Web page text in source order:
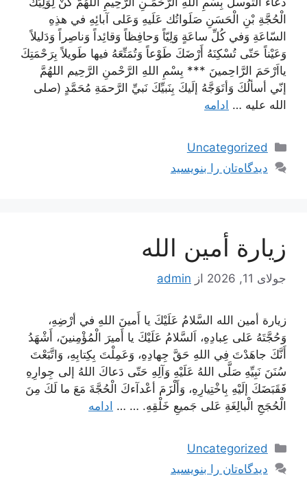
الْحُجَّةِ بْنِ الْحَسَنِ صَلَواتُك عَلَيهِ وَعَلى آبائِهِ في هذِهِ
السّاعَةِ وَفي كُلِّ ساعَةٍ وَلِيّاً وَحافِظاً وَقائِداً وَناصِراً وَدَليلاً
وَعَيْناً حَتّى تُسْكِنَهُ أَرْضَكَ طَوْعاً وَتُمَتِّعَهُ فيها طَويلاً بِرَحْمَتِكَ‌
يااَرْحَمَ الرَّاحِمينَ *** بِسْمِ اللهِ الرَّحْمنِ الرَّحِيم اللهُمَّ
إنّي أسألُكَ وَأتَوَجَّهُ إلَيكَ بِنَبيِّكَ نَبيِّ الرَّحمَةِ مُحَمَّدٍ (صلى
الله عليه … ادامه
دسته‌ها
Uncategorized
دیدگاه‌تان را بنویسید
زيارة أمين الله
جولای 11, 2026 از admin
زيارة أمين الله السَّلامُ عَلَيْكَ يا أَمينَ اللهِ في أرْضِهِ،
وَحُجَّتَهُ عَلى عِبادِهِ، اَلسَّلامُ عَلَيْكَ يا أَميرَ الْمُؤْمِنينَ، أَشْهَدُ
أَنَّكَ جاهَدْتَ فِي اللهِ حَقَّ جِهادِهِ، وَعَمِلْتَ بِكِتابِهِ، وَاتَّبَعْتَ
سُنَنَ نَبِيِّهِ صَلَّى اللهُ عَلَيْهِ وَآلِهِ حَتّى دَعاكَ اللهُ إلى جِوارِهِ
فَقَبَضَكَ إلَيْهِ بِاخْتِيارِهِ، وَأَلْزَمَ أعْدآءكَ الْحُجَّةَ مَعَ ما لَكَ مِنَ
الْحُجَجِ الْبالِغَةِ عَلى جَميعِ خَلْقِهِ. … … ادامه
دسته‌ها
Uncategorized
دیدگاه‌تان را بنویسید